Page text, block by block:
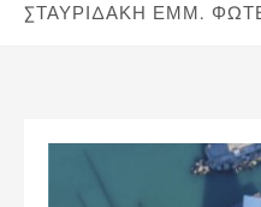
ΣΤΑΥΡΙΔΑΚΗ ΕΜΜ.